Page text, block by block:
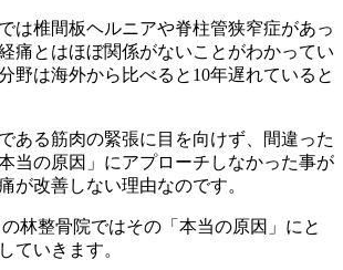
は椎間板ヘルニアや脊柱管狭窄症があっ
痛とはほぼ関係がないことがわかってい
野は海外から比べると10年遅れていると
ある筋肉の緊張に目を向けず、間違った
当の原因」にアプローチしなかった事が
が改善しない理由なのです。
林整骨院ではその「本当の原因」にと
ていきます。